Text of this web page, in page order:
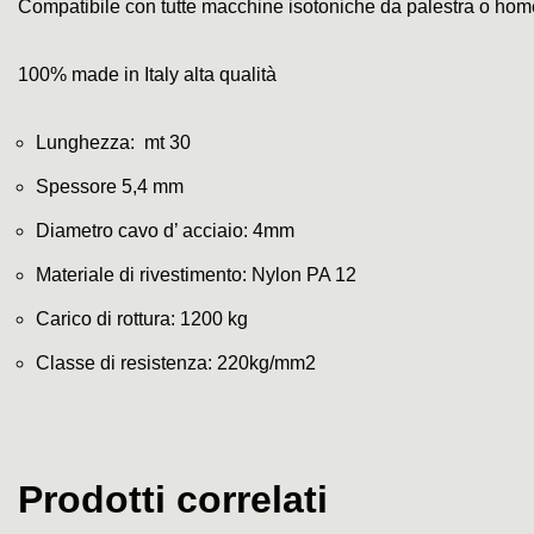
Compatibile con tutte macchine isotoniche da palestra o
100% made in Italy alta qualità
Lunghezza: mt 30
Spessore 5,4 mm
Diametro cavo d’ acciaio: 4mm
Materiale di rivestimento: Nylon PA 12
Carico di rottura: 1200 kg
Classe di resistenza: 220kg/mm2
Prodotti correlati